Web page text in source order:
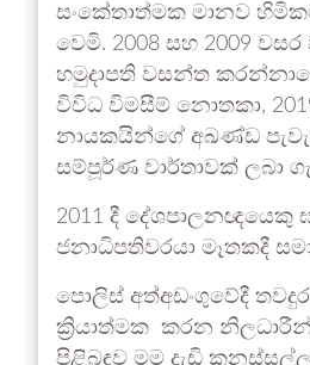
සංකේතාත්මක මානව
වෙමි. 2008 සහ 2009
හමුදාපති වසන්ත
විවිධ විමසීම් නොතකා,
නායකයින්ගේ අඛණ්ඩ
සම්පූර්ණ වාර්තාවක් ලබා
2011 දී දේශපාලනඥයෙකු
ජනාධිපතිවරයා මෑතකදී
පොලිස් අත්අඩංගුවේදී
ක්‍රියාත්මක කරන
පිළිබඳව මම දැඩි